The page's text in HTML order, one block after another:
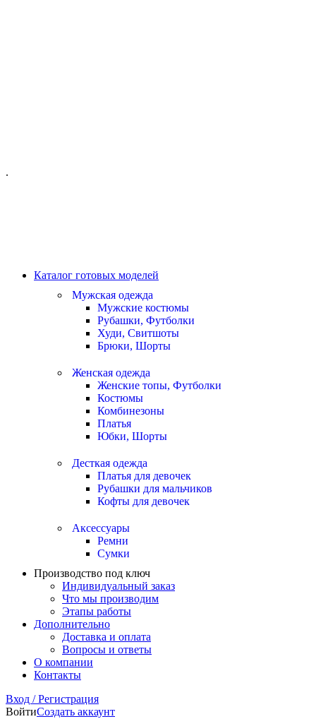
.
Каталог готовых моделей
Мужская одежда
Мужские костюмы
Рубашки, Футболки
Худи, Свитшоты
Брюки, Шорты
Женская одежда
Женские топы, Футболки
Костюмы
Комбинезоны
Платья
Юбки, Шорты
Десткая одежда
Платья для девочек
Рубашки для мальчиков
Кофты для девочек
Аксессуары
Ремни
Сумки
Производство под ключ
Индивидуальный заказ
Что мы производим
Этапы работы
Дополнительно
Доставка и оплата
Вопросы и ответы
О компании
Контакты
Вход / Регистрация
ВойтиСоздать аккаунт